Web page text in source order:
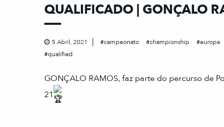
QUALIFICADO | GONÇALO
5 Abril, 2021 campeonato championship europa
qualified
GONÇALO RAMOS, faz parte do percurso de
21